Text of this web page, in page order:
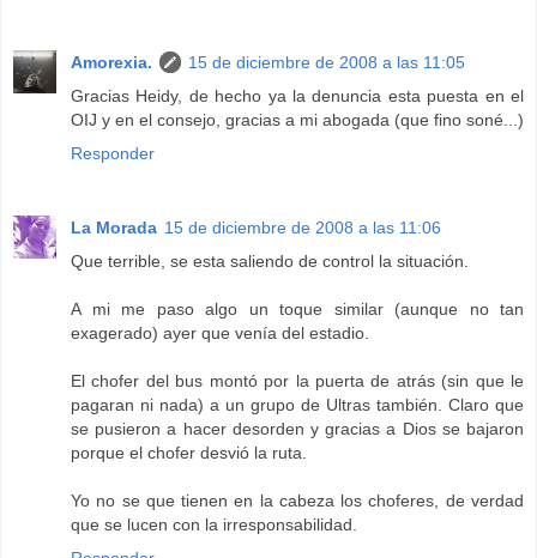
Amorexia.
15 de diciembre de 2008 a las 11:05
Gracias Heidy, de hecho ya la denuncia esta puesta en el
OIJ y en el consejo, gracias a mi abogada (que fino soné...)
Responder
La Morada 15 de diciembre de 2008 a las 11:06
Que terrible, se esta saliendo de control la situación.
A mi me paso algo un toque similar (aunque no tan
exagerado) ayer que venía del estadio.
El chofer del bus montó por la puerta de atrás (sin que le
pagaran ni nada) a un grupo de Ultras también. Claro que
se pusieron a hacer desorden y gracias a Dios se bajaron
porque el chofer desvió la ruta.
Yo no se que tienen en la cabeza los choferes, de verdad
que se lucen con la irresponsabilidad.